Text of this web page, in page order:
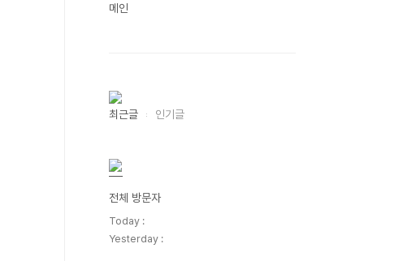
메인
최근글 인기글
전체 방문자
Today :
Yesterday :